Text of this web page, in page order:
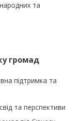
та
громад
підтримка та
та перспективи